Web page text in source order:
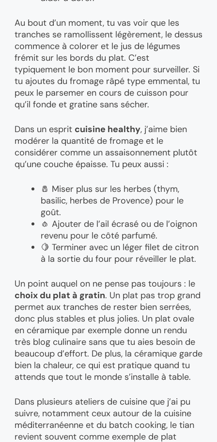
Au bout d’un moment, tu vas voir que les
tranches se ramollissent légèrement, le dessus
commence à colorer et le jus de légumes
frémit sur les bords du plat. C’est
typiquement le bon moment pour surveiller. Si
tu ajoutes du fromage râpé type emmental, tu
peux le parsemer en cours de cuisson pour
qu’il fonde et gratine sans sécher.
Dans un esprit cuisine healthy, j’aime bien
modérer la quantité de fromage et le
considérer comme un assaisonnement plutôt
qu’une couche épaisse. Tu peux aussi :
🧂 Miser plus sur les herbes (thym,
basilic, herbes de Provence) pour le
goût.
🧄 Ajouter de l’ail écrasé ou de l’oignon
revenu pour le côté parfumé.
🍋 Terminer avec un léger filet de citron
à la sortie du four pour réveiller le plat.
Un point auquel on ne pense pas toujours : le
choix du plat à gratin. Un plat pas trop grand
permet aux tranches de rester bien serrées,
donc plus stables et plus jolies. Un plat ovale
en céramique par exemple donne un rendu
très blog culinaire sans que tu aies besoin de
beaucoup d’effort. De plus, la céramique garde
bien la chaleur, ce qui est pratique quand tu
attends que tout le monde s’installe à table.
Dans plusieurs ateliers de cuisine que j’ai pu
suivre, notamment ceux autour de la cuisine
méditerranéenne et du batch cooking, le tian
revient souvent comme exemple de plat